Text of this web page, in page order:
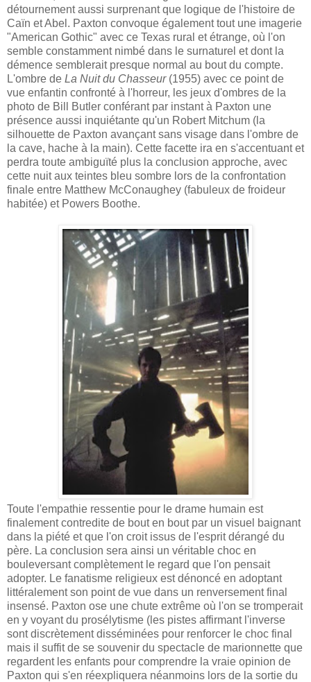
détournement aussi surprenant que logique de l'histoire de
Caïn et Abel. Paxton convoque également tout une imagerie
"American Gothic" avec ce Texas rural et étrange, où l'on
semble constamment nimbé dans le surnaturel et dont la
démence semblerait presque normal au bout du compte.
L'ombre de La Nuit du Chasseur(1955) avec ce point de
vue enfantin confronté à l'horreur, les jeux d'ombres de la
photo de Bill Butler conférant par instant à Paxton une
présence aussi inquiétante qu'un Robert Mitchum (la
silhouette de Paxton avançant sans visage dans l'ombre de
la cave, hache à la main). Cette facette ira en s'accentuant et
perdra toute ambiguïté plus la conclusion approche, avec
cette nuit aux teintes bleu sombre lors de la confrontation
finale entre Matthew McConaughey (fabuleux de froideur
habitée) et Powers Boothe.
Toute l'empathie ressentie pour le drame humain est
finalement contredite de bout en bout par un visuel baignant
dans la piété et que l'on croit issus de l'esprit dérangé du
père. La conclusion sera ainsi un véritable choc en
bouleversant complètement le regard que l'on pensait
adopter. Le fanatisme religieux est dénoncé en adoptant
littéralement son point de vue dans un renversement final
insensé. Paxton ose une chute extrême où l'on se tromperait
en y voyant du prosélytisme (les pistes affirmant l'inverse
sont discrètement disséminées pour renforcer le choc final
mais il suffit de se souvenir du spectacle de marionnette que
regardent les enfants pour comprendre la vraie opinion de
Paxton qui s'en réexpliquera néanmoins lors de la sortie du